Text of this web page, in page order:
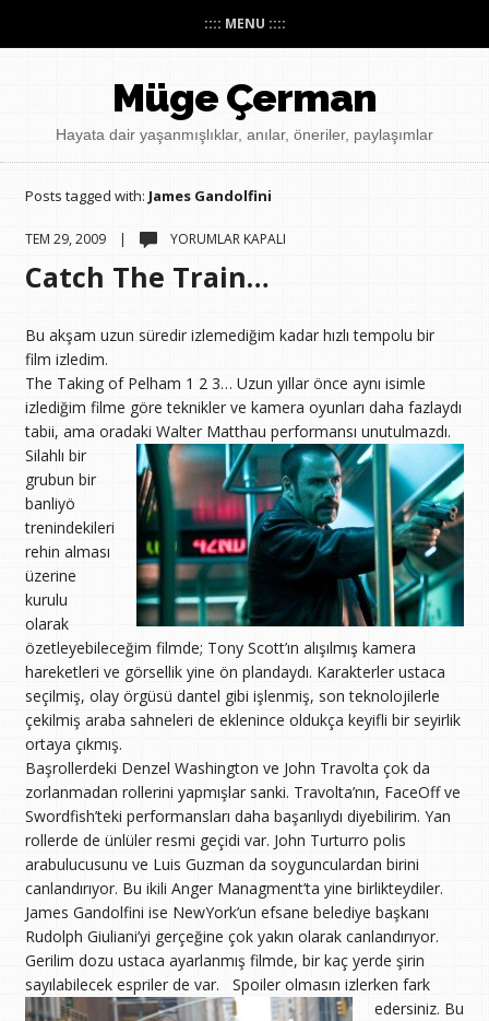
:::: MENU ::::
Müge Çerman
Hayata dair yaşanmışlıklar, anılar, öneriler, paylaşımlar
Posts tagged with: James Gandolfini
TEM 29, 2009 |
CATCH
TRAIN…
YORUMLAR KAPALI
Catch The Train…
Bu akşam uzun süredir izlemediğim kadar hızlı tempolu bir
film izledim.
The Taking of Pelham 1 2 3… Uzun yıllar önce aynı isimle
izlediğim filme göre teknikler ve kamera oyunları daha fazlaydı
tabii, ama oradaki Walter Matthau performansı unutulmazdı.
Silahlı bir
grubun bir
banliyö
trenindekileri
rehin alması
üzerine
kurulu
olarak
özetleyebileceğim filmde; Tony Scott’ın alışılmış kamera
hareketleri ve görsellik yine ön plandaydı. Karakterler ustaca
seçilmiş, olay örgüsü dantel gibi işlenmiş, son teknolojilerle
çekilmiş araba sahneleri de eklenince oldukça keyifli bir seyirlik
ortaya çıkmış.
Başrollerdeki Denzel Washington ve John Travolta çok da
zorlanmadan rollerini yapmışlar sanki. Travolta’nın, FaceOff ve
Swordfish’teki performansları daha başarılıydı diyebilirim. Yan
rollerde de ünlüler resmi geçidi var. John Turturro polis
arabulucusunu ve Luis Guzman da soygunculardan birini
canlandırıyor. Bu ikili Anger Managment’ta yine birlikteydiler.
James Gandolfini ise NewYork’un efsane belediye başkanı
Rudolph Giuliani’yi gerçeğine çok yakın olarak canlandırıyor.
Gerilim dozu ustaca ayarlanmış filmde, bir kaç yerde şirin
sayılabilecek espriler de var.
Spoiler olmasın izlerken fark
edersiniz. Bu